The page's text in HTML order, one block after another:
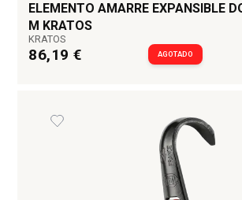
ELEMENTO AMARRE EXPANSIBLE
M KRATOS
KRATOS
86,19 € AGOTADO